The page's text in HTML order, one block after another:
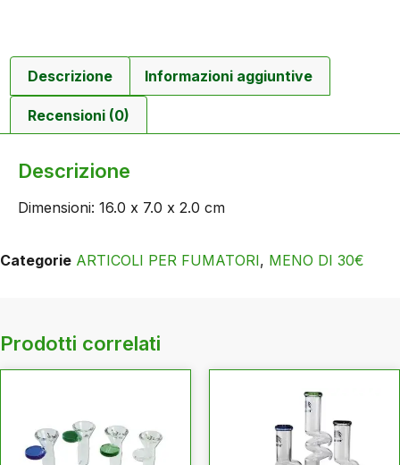
Descrizione Informazioni aggiuntive
Recensioni (0)
Descrizione
Dimensioni: 16.0 x 7.0 x 2.0 cm
Categorie ARTICOLI PER FUMATORI, MENO DI 30€
Prodotti correlati